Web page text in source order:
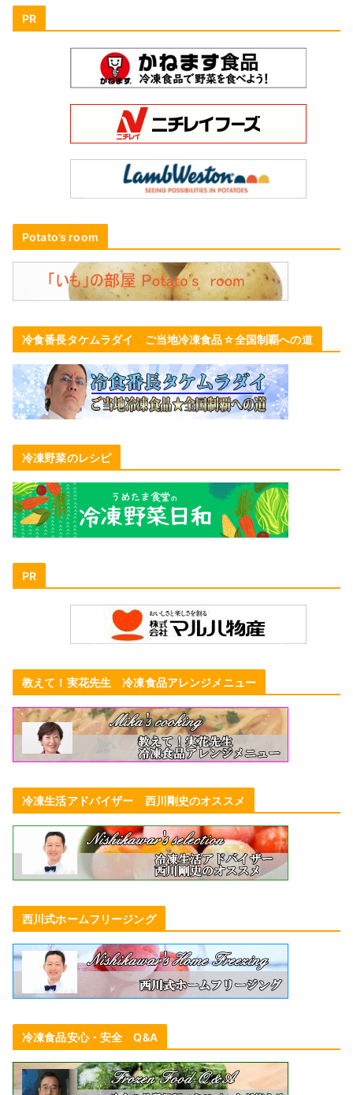
PR
Potato’s room
冷食番長タケムラダイ ご当地冷凍食品☆全国制覇への道
冷凍野菜のレシピ
PR
教えて！実花先生 冷凍食品アレンジメニュー
冷凍生活アドバイザー 西川剛史のオススメ
西川式ホームフリージング
冷凍食品安心・安全 Q&A